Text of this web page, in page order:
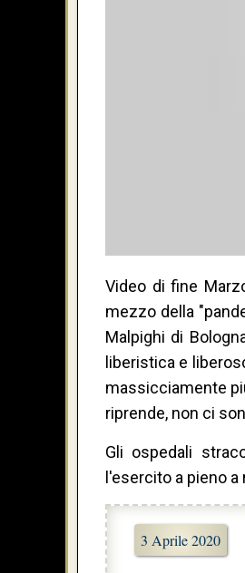
Video di fine
mezzo della
Malpighi di
liberistica e
massicciamente
riprende, non ci
Gli ospedali
l'esercito a pieno a
3 Aprile 2020